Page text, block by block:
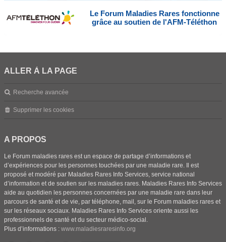
Le Forum Maladies Rares fonctionne
grâce au soutien de l'AFM-Téléthon
ALLER À LA PAGE
Recherche avancée
Supprimer les cookies
A PROPOS
Le Forum maladies rares est un espace de partage d’informations et
d’expériences pour les personnes touchées par une maladie rare. Il est
proposé et modéré par Maladies Rares Info Services, service national
d’information et de soutien sur les maladies rares. Maladies Rares Info Services
aide au quotidien les personnes concernées par une maladie rare dans leur
parcours de santé et de vie, par téléphone, mail, sur le Forum maladies rares et
sur les réseaux sociaux. Maladies Rares Info Services oriente aussi les
professionnels de santé et du secteur médico-social.
Plus d’informations : www.maladiesraresinfo.org